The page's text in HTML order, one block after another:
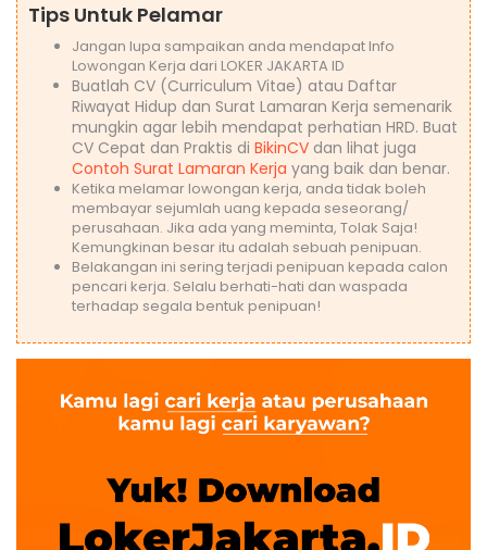
Tips Untuk Pelamar
Jangan lupa sampaikan anda mendapat Info
Lowongan Kerja dari LOKER JAKARTA ID
Buatlah CV (Curriculum Vitae) atau Daftar
Riwayat Hidup dan Surat Lamaran Kerja semenarik
mungkin agar lebih mendapat perhatian HRD. Buat
CV Cepat dan Praktis di BikinCV dan lihat juga
Contoh Surat Lamaran Kerja yang baik dan benar.
Ketika melamar lowongan kerja, anda tidak boleh
membayar sejumlah uang kepada seseorang/
perusahaan. Jika ada yang meminta, Tolak Saja!
Kemungkinan besar itu adalah sebuah penipuan.
Belakangan ini sering terjadi penipuan kepada calon
pencari kerja. Selalu berhati-hati dan waspada
terhadap segala bentuk penipuan!